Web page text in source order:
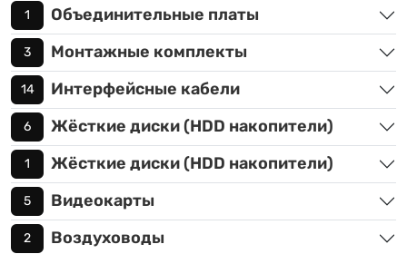
1 Объединительные платы
3 Монтажные комплекты
14 Интерфейсные кабели
6 Жёсткие диски (HDD накопители)
1 Жёсткие диски (HDD накопители)
5 Видеокарты
2 Воздуховоды